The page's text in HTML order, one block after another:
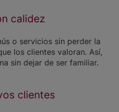
calidez
o servicios sin perder la
los clientes valoran. Así,
sin dejar de ser familiar.
clientes